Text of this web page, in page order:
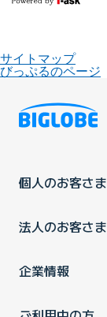
サイトマップ
びっぷるのページ
個人のお客さま
法人のお客さま
企業情報